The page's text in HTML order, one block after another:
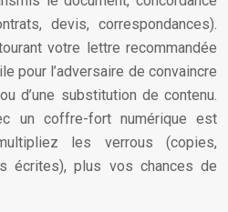
devis, correspondances).
votre lettre recommandée
pour l’adversaire de convaincre
d’une substitution de contenu.
un coffre-fort numérique est
les verrous (copies,
écrites), plus vos chances de